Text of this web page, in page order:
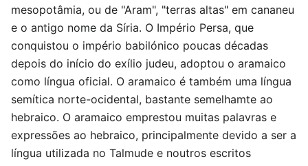
mesopotâmia, ou de "Aram", "terras altas" em cananeu
e o antigo nome da Síria. O Império Persa, que
conquistou o império babilónico poucas décadas
depois do início do exílio judeu, adoptou o aramaico
como língua oficial. O aramaico é também uma língua
semítica norte-ocidental, bastante semelhamte ao
hebraico. O aramaico emprestou muitas palavras e
expressões ao hebraico, principalmente devido a ser a
língua utilizada no Talmude e noutros escritos